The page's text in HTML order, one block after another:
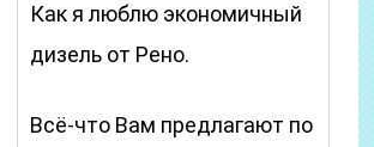
Как я люблю экономичный
дизель от Рено.
Всё-что Вам предлагают по